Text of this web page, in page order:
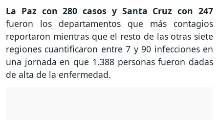
La Paz con 280 casos y Santa Cruz con 247
fueron los departamentos que más contagios
reportaron mientras que el resto de las otras siete
regiones cuantificaron entre 7 y 90 infecciones en
una jornada en que 1.388 personas fueron dadas
de alta de la enfermedad.